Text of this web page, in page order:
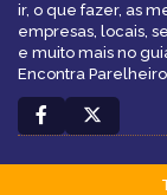
ir, o que fazer, as
empresas, locais,
e muito mais no
Encontra